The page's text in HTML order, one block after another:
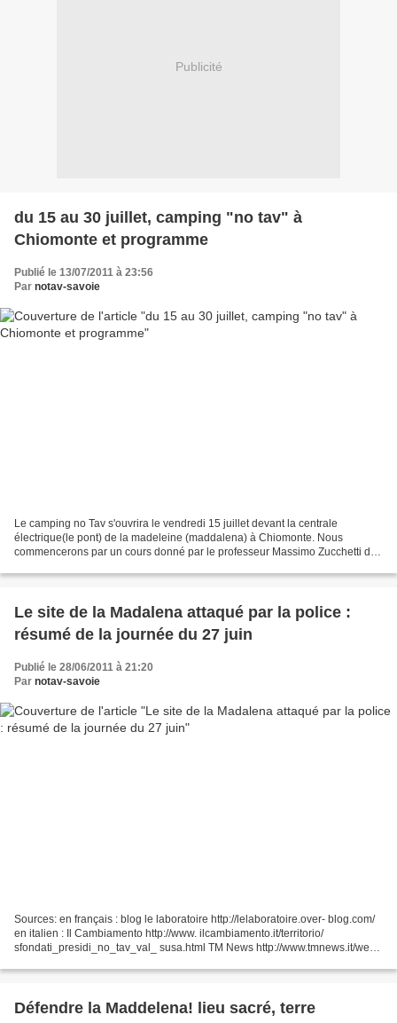
Publicité
du 15 au 30 juillet, camping "no tav" à
Chiomonte et programme
Publié le 13/07/2011 à 23:56
Par notav-savoie
Le camping no Tav s'ouvrira le vendredi 15 juillet devant la centrale
électrique(le pont) de la madeleine (maddalena) à Chiomonte. Nous
commencerons par un cours donné par le professeur Massimo Zucchetti de
Le site de la Madalena attaqué par la police :
résumé de la journée du 27 juin
Publié le 28/06/2011 à 21:20
Par notav-savoie
Sources: en français : blog le laboratoire http://lelaboratoire.over- blog.com/
en italien : Il Cambiamento http://www. ilcambiamento.it/territorio/
sfondati_presidi_no_tav_val_ susa.html TM News http://www.tmnews.it/web/
Défendre la Maddelena! lieu sacré, terre